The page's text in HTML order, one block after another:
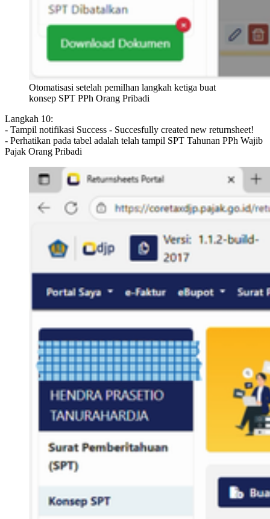
Otomatisasi setelah pemilhan langkah ketiga buat
konsep SPT PPh Orang Pribadi
Langkah 10:
- Tampil notifikasi Success - Succesfully created new returnsheet!
- Perhatikan pada tabel adalah telah tampil SPT Tahunan PPh Wajib
Pajak Orang Pribadi